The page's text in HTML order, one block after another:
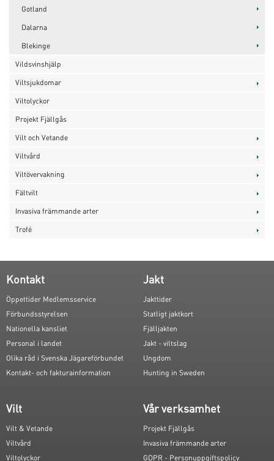
Gotland
Dalarna
Blekinge
Vildsvinshjälp
Viltsjukdomar
Viltolyckor
Projekt Fjällgås
Vilt och Vetande
Viltvård
Viltövervakning
Fältvilt
Invasiva främmande arter
Trofé
Kontakt
Öppettider Medlemsservice
Förbundsstyrelsen
Nationella kansliet
Personal i landet
Olika råd i Svenska Jägareförbundet
Kontakt- och fakturainformation
Jakt
Jakttider
Statligt jaktkort
Fjälljakten
Jakt - viltslag
Ungdom
Hunting in Sweden
Vilt
Vilt & Vetande
Viltvård
Viltolyckor
Vår verksamhet
Projekt Fjällgås
Invasiva främmande arter
GDPR - Personuppgiftspolicy